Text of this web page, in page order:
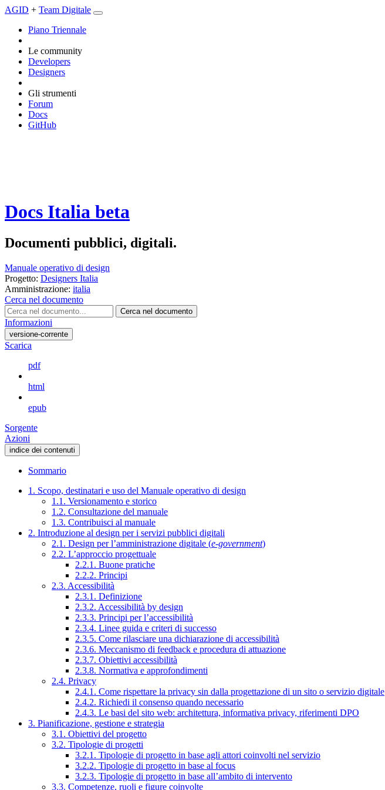
AGID + Team Digitale
Piano Triennale
Le community
Developers
Designers
Gli strumenti
Forum
Docs
GitHub
Docs Italia beta
Documenti pubblici, digitali.
Manuale operativo di design
Progetto: Designers Italia
Amministrazione: italia
Cerca nel documento
Cerca nel documento
Informazioni
versione-corrente
Scarica
pdf
html
epub
Sorgente
Azioni
indice dei contenuti
Sommario
1. Scopo, destinatari e uso del Manuale operativo di design
1.1. Versionamento e storico
1.2. Consultazione del manuale
1.3. Contribuisci al manuale
2. Introduzione al design per i servizi pubblici digitali
2.1. Design per l’amministrazione digitale (e-government)
2.2. L’approccio progettuale
2.2.1. Buone pratiche
2.2.2. Principi
2.3. Accessibilità
2.3.1. Definizione
2.3.2. Accessibilità by design
2.3.3. Principi per l’accessibilità
2.3.4. Linee guida e criteri di successo
2.3.5. Come rilasciare una dichiarazione di accessibilità
2.3.6. Meccanismo di feedback e procedura di attuazione
2.3.7. Obiettivi accessibilità
2.3.8. Normativa e approfondimenti
2.4. Privacy
2.4.1. Come rispettare la privacy sin dalla progettazione di un sito o servizio digitale
2.4.2. Richiedi il consenso quando necessario
2.4.3. Le basi del sito web: architettura, informativa privacy, riferimenti DPO
3. Pianificazione, gestione e strategia
3.1. Obiettivi del progetto
3.2. Tipologie di progetti
3.2.1. Tipologie di progetto in base agli attori coinvolti nel servizio
3.2.2. Tipologie di progetto in base al focus
3.2.3. Tipologie di progetto in base all’ambito di intervento
3.3. Competenze, ruoli e figure coinvolte